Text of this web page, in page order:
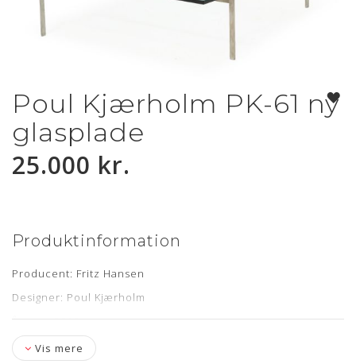
Gå
til
starten
af
billedgalleriet
Poul Kjærholm PK-61 ny
glasplade
25.000 kr.
Produktinformation
Producent: Fritz Hansen
Designer: Poul Kjærholm
Årgang: 2018
Model: PK61A
Vis mere